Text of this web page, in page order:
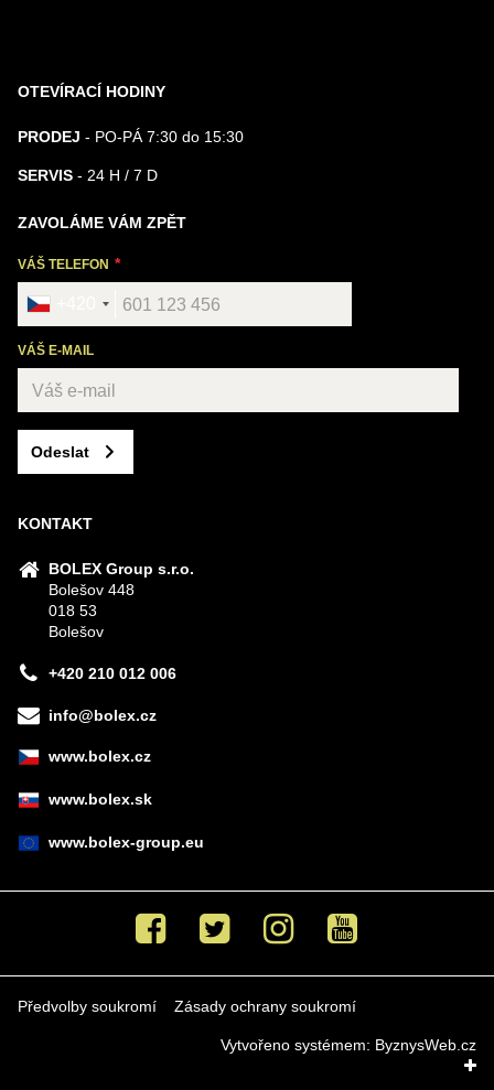
OTEVÍRACÍ HODINY
PRODEJ - PO-PÁ 7:30 do 15:30
SERVIS - 24 H / 7 D
ZAVOLÁME VÁM ZPĚT
VÁŠ TELEFON
VÁŠ E-MAIL
Odeslat
KONTAKT
BOLEX Group s.r.o.
Bolešov 448
018 53
Bolešov
+420 210 012 006
info@bolex.cz
www.bolex.cz
www.bolex.sk
www.bolex-group.eu
Facebook Twitter Instagram Youtube
Předvolby soukromí Zásady ochrany soukromí
Vytvořeno systémem: ByznysWeb.cz